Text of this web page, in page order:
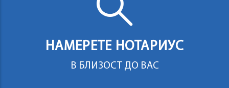
НАМЕРЕТЕ НОТАРИУС
В БЛИЗОСТ ДО ВАС